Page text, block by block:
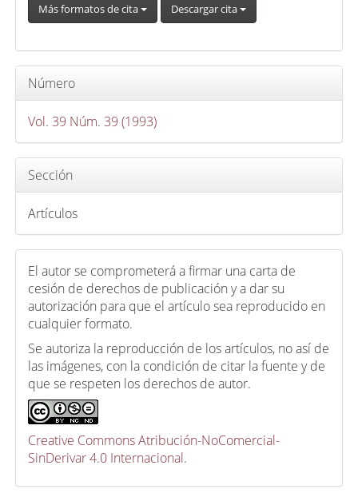
r
í
u
l
Más formatos de cita Descargar cita
Número
Vol. 39 Núm. 39 (1993)
Sección
Artículos
El autor se comprometerá a firmar una carta de
cesión de derechos de publicación y a dar su
autorización para que el artículo sea reproducido en
cualquier formato.
Se autoriza la reproducción de los artículos, no así de
las imágenes, con la condición de citar la fuente y de
que se respeten los derechos de autor.
Creative Commons Atribución-NoComercial-
SinDerivar 4.0 Internacional.